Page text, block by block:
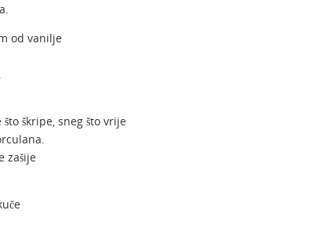
od vanilje
škripe, sneg što vrije
zašije